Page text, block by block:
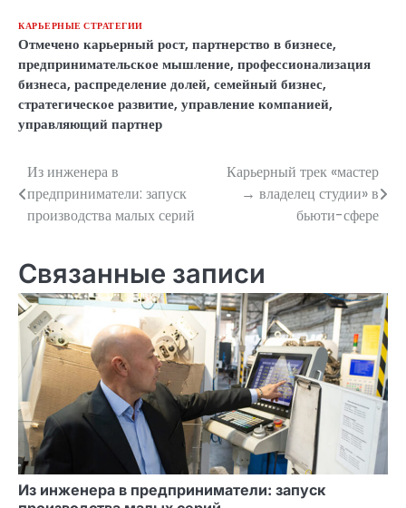
КАРЬЕРНЫЕ СТРАТЕГИИ
Отмечено карьерный рост, партнерство в бизнесе,
предпринимательское мышление, профессионализация
бизнеса, распределение долей, семейный бизнес,
стратегическое развитие, управление компанией,
управляющий партнер
Навигация
по
Из инженера в
предприниматели: запуск
производства малых серий
Карьерный трек «мастер
→ владелец студии» в
бьюти-сфере
Связанные записи
Из инженера в предприниматели: запуск